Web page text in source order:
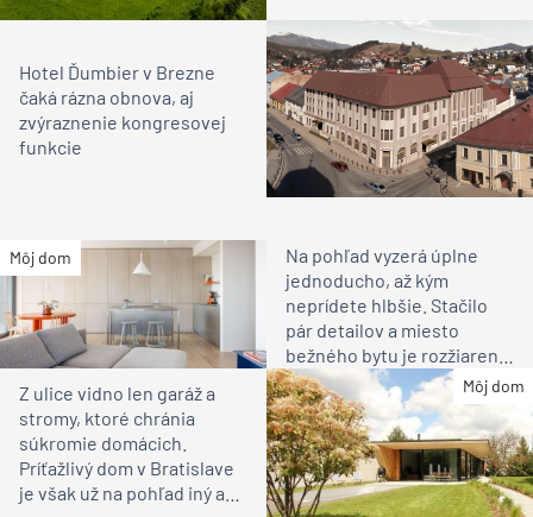
Hotel Ďumbier v Brezne
čaká rázna obnova, aj
zvýraznenie kongresovej
funkcie
Môj dom
Na pohľad vyzerá úplne
jednoducho, až kým
neprídete hlbšie. Stačilo
pár detailov a miesto
bežného bytu je rozžiarené
bývanie pre rodinu
Môj dom
Z ulice vidno len garáž a
stromy, ktoré chránia
súkromie domácich.
Príťažlivý dom v Bratislave
je však už na pohľad iný ako